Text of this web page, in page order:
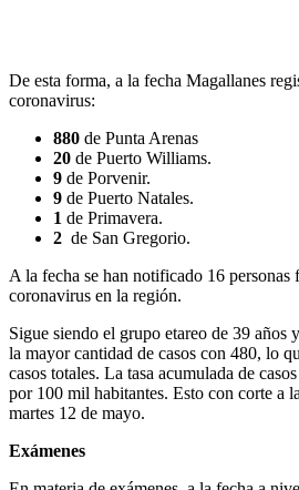
De esta forma, a la fecha Magallanes
coronavirus:
880 de Punta Arenas
20 de Puerto Williams.
9 de Porvenir.
9 de Puerto Natales.
1 de Primavera.
2 de San Gregorio.
A la fecha se han notificado 16 personas
coronavirus en la región.
Sigue siendo el grupo etareo de 39 años
la mayor cantidad de casos con 480, lo
casos totales. La tasa acumulada de
por 100 mil habitantes. Esto con corte a
martes 12 de mayo.
Exámenes